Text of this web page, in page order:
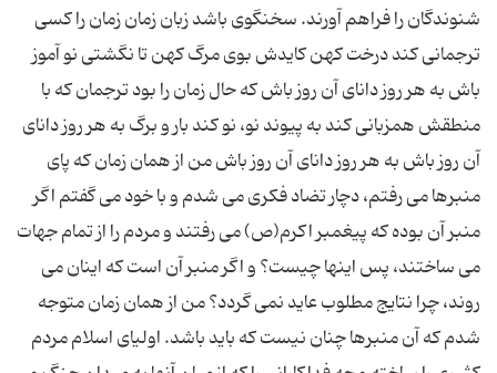
شنوندگان را فراهم آورند. سخنگوى باشد زبان زمان زمان را کسى
ترجمانى کند درخت کهن کايدش بوى مرگ کهن تا نگشتى نو آموز
باش به هر روز داناى آن روز باش که حال زمان را بود ترجمان که با
منطقش همزبانى کند به پيوند نو، نو کند بار و برگ به هر روز داناى
آن روز باش به هر روز داناى آن روز باش من از همان زمان که پاى
منبرها مى رفتم، دچار تضاد فکرى مى شدم و با خود مى گفتم اگر
منبر آن بوده که پيغمبر اکرم(ص) مى رفتند و مردم را از تمام جهات
مى ساختند، پس اينها چيست؟ و اگر منبر آن است که اينان مى
روند، چرا نتايج مطلوب عايد نمى گردد؟ من از همان زمان متوجه
شدم که آن منبرها چنان نيست که بايد باشد. اولياى اسلام مردم